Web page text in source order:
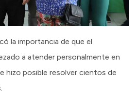
la importancia de que el
a atender personalmente en
hizo posible resolver cientos de